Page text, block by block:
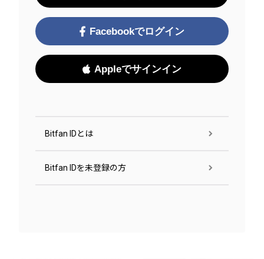
Facebookでログイン
Appleでサインイン
Bitfan IDとは
Bitfan IDを未登録の方